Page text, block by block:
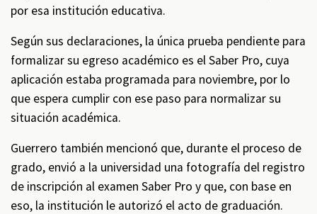
por esa institución educativa.
Según sus declaraciones, la única prueba pendiente para
formalizar su egreso académico es el Saber Pro, cuya
aplicación estaba programada para noviembre, por lo
que espera cumplir con ese paso para normalizar su
situación académica.
Guerrero también mencionó que, durante el proceso de
grado, envió a la universidad una fotografía del registro
de inscripción al examen Saber Pro y que, con base en
eso, la institución le autorizó el acto de graduación.